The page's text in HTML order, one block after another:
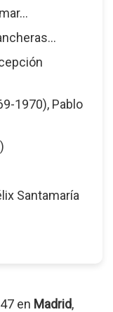
1970), Pablo
Santamaría
en Madrid,